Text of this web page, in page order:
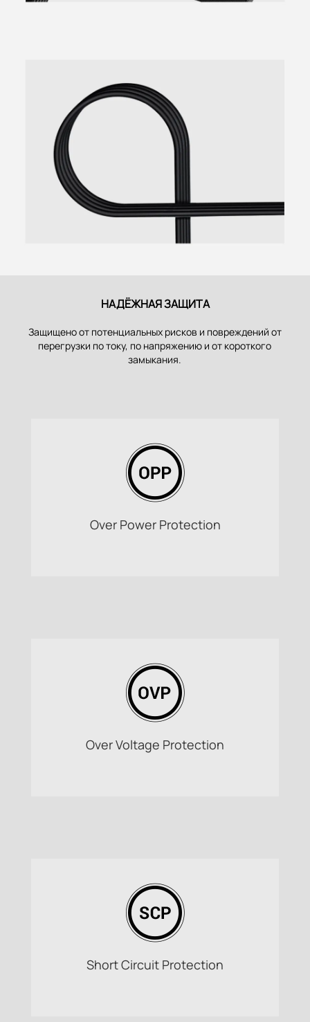
НАДЁЖНАЯ ЗАЩИТА
Защищено от потенциальных рисков и повреждений от
перегрузки по току, по напряжению и от короткого
замыкания.
Over Power Protection
Over Voltage Protection
Short Circuit Protection